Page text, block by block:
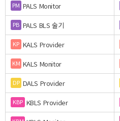
PM PALS Monitor
PB PALS BLS 술기
KP KALS Provider
KM KALS Monitor
DP DALS Provider
KBP KBLS Provider